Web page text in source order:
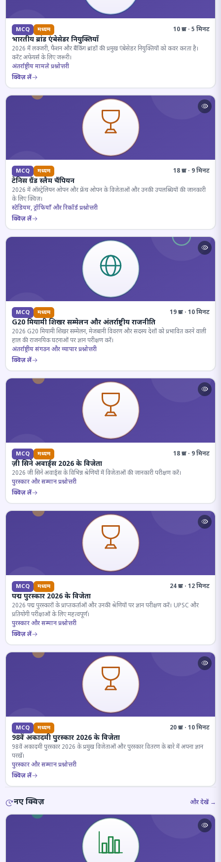
MCQ मध्यम 10 प्रश्न · 5 मिनट
भारतीय ब्रांड एंबेसेडर नियुक्तियाँ
2026 में लक्जरी, फैशन और बैंकिंग ब्रांडों की प्रमुख एंबेसेडर नियुक्तियों को कवर करता है।
करेंट अफेयर्स के लिए जरूरी।
अंतर्राष्ट्रीय मामले प्रश्नोत्तरी
क्विज़ लें
MCQ मध्यम 18 प्रश्न · 9 मिनट
टेनिस ग्रैंड स्लैम चैंपियन
2026 में ऑस्ट्रेलियन ओपन और फ्रेंच ओपन के विजेताओं और उनकी उपलब्धियों की जानकारी
के लिए क्विज़।
स्टेडियम, ट्रॉफियाँ और रिकॉर्ड प्रश्नोत्तरी
क्विज़ लें
MCQ मध्यम 19 प्रश्न · 10 मिनट
G20 मियामी शिखर सम्मेलन और अंतर्राष्ट्रीय राजनीति
2026 G20 मियामी शिखर सम्मेलन, मेजबानी विवरण और सदस्य देशों को प्रभावित करने वाली
हाल की राजनयिक घटनाओं पर ज्ञान परीक्षण करें।
अंतर्राष्ट्रीय संगठन और व्यापार प्रश्नोत्तरी
क्विज़ लें
MCQ मध्यम 18 प्रश्न · 9 मिनट
ज़ी सिने अवार्ड्स 2026 के विजेता
2026 जी सिने अवार्ड्स के विभिन्न श्रेणियों में विजेताओं की जानकारी परीक्षण करें।
पुरस्कार और सम्मान प्रश्नोत्तरी
क्विज़ लें
MCQ मध्यम 24 प्रश्न · 12 मिनट
पद्म पुरस्कार 2026 के विजेता
2026 पद्म पुरस्कारों के प्राप्तकर्ताओं और उनकी श्रेणियों पर ज्ञान परीक्षण करें। UPSC और
प्रतियोगी परीक्षाओं के लिए महत्वपूर्ण।
पुरस्कार और सम्मान प्रश्नोत्तरी
क्विज़ लें
MCQ मध्यम 20 प्रश्न · 10 मिनट
98वें अकादमी पुरस्कार 2026 के विजेता
98वें अकादमी पुरस्कार 2026 के प्रमुख विजेताओं और पुरस्कार वितरण के बारे में अपना ज्ञान
परखें।
पुरस्कार और सम्मान प्रश्नोत्तरी
क्विज़ लें
नए क्विज़ और देखें →